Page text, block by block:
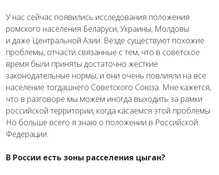
У нас сейчас появились исследования положения
ромского населения Беларуси, Украины, Молдовы
и даже Центральной Азии. Везде существуют похожие
проблемы, отчасти связанные с тем, что в советское
время были приняты достаточно жесткие
законодательные нормы, и они очень повлияли на все
население тогдашнего Советского Союза. Мне кажется,
что в разговоре мы можем иногда выходить за рамки
российской территории, когда касаемся этой проблемы.
Но больше всего я знаю о положении в Российской
Федерации.
В России есть зоны расселения цыган?